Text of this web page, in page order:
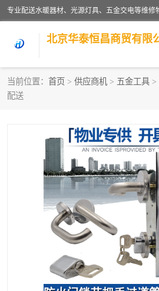
北京华泰恒昌商贸有限
当前位置： 首页 > 供应商机 > 五金工具 >
配送
水暖阀门
涂